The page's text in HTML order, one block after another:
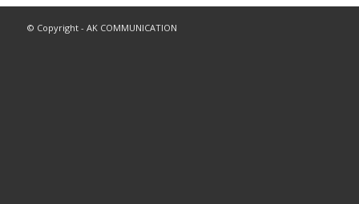
© Copyright - AK COMMUNICATION